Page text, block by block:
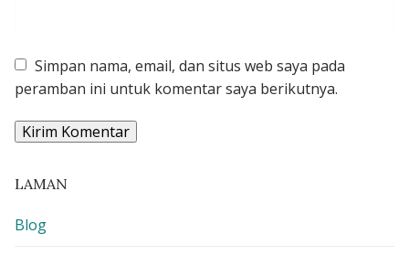
Simpan nama, email, dan situs web saya pada
peramban ini untuk komentar saya berikutnya.
LAMAN
Blog